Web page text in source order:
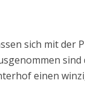
sich mit
einen